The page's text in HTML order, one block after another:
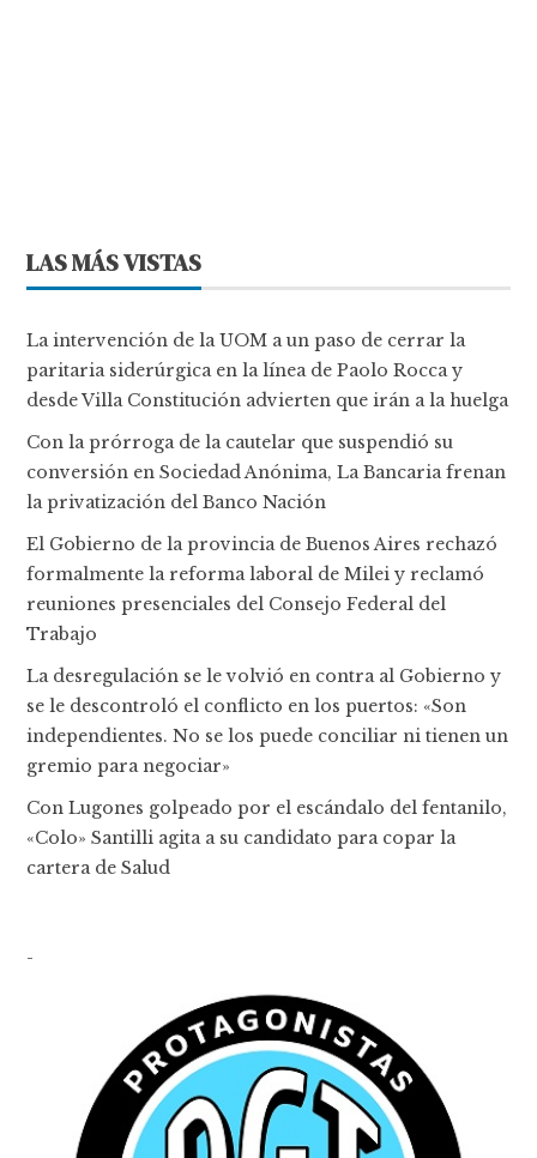
LAS MÁS VISTAS
La intervención de la UOM a un paso de cerrar la
paritaria siderúrgica en la línea de Paolo Rocca y
desde Villa Constitución advierten que irán a la huelga
Con la prórroga de la cautelar que suspendió su
conversión en Sociedad Anónima, La Bancaria frenan
la privatización del Banco Nación
El Gobierno de la provincia de Buenos Aires rechazó
formalmente la reforma laboral de Milei y reclamó
reuniones presenciales del Consejo Federal del
Trabajo
La desregulación se le volvió en contra al Gobierno y
se le descontroló el conflicto en los puertos: «Son
independientes. No se los puede conciliar ni tienen un
gremio para negociar»
Con Lugones golpeado por el escándalo del fentanilo,
«Colo» Santilli agita a su candidato para copar la
cartera de Salud
-